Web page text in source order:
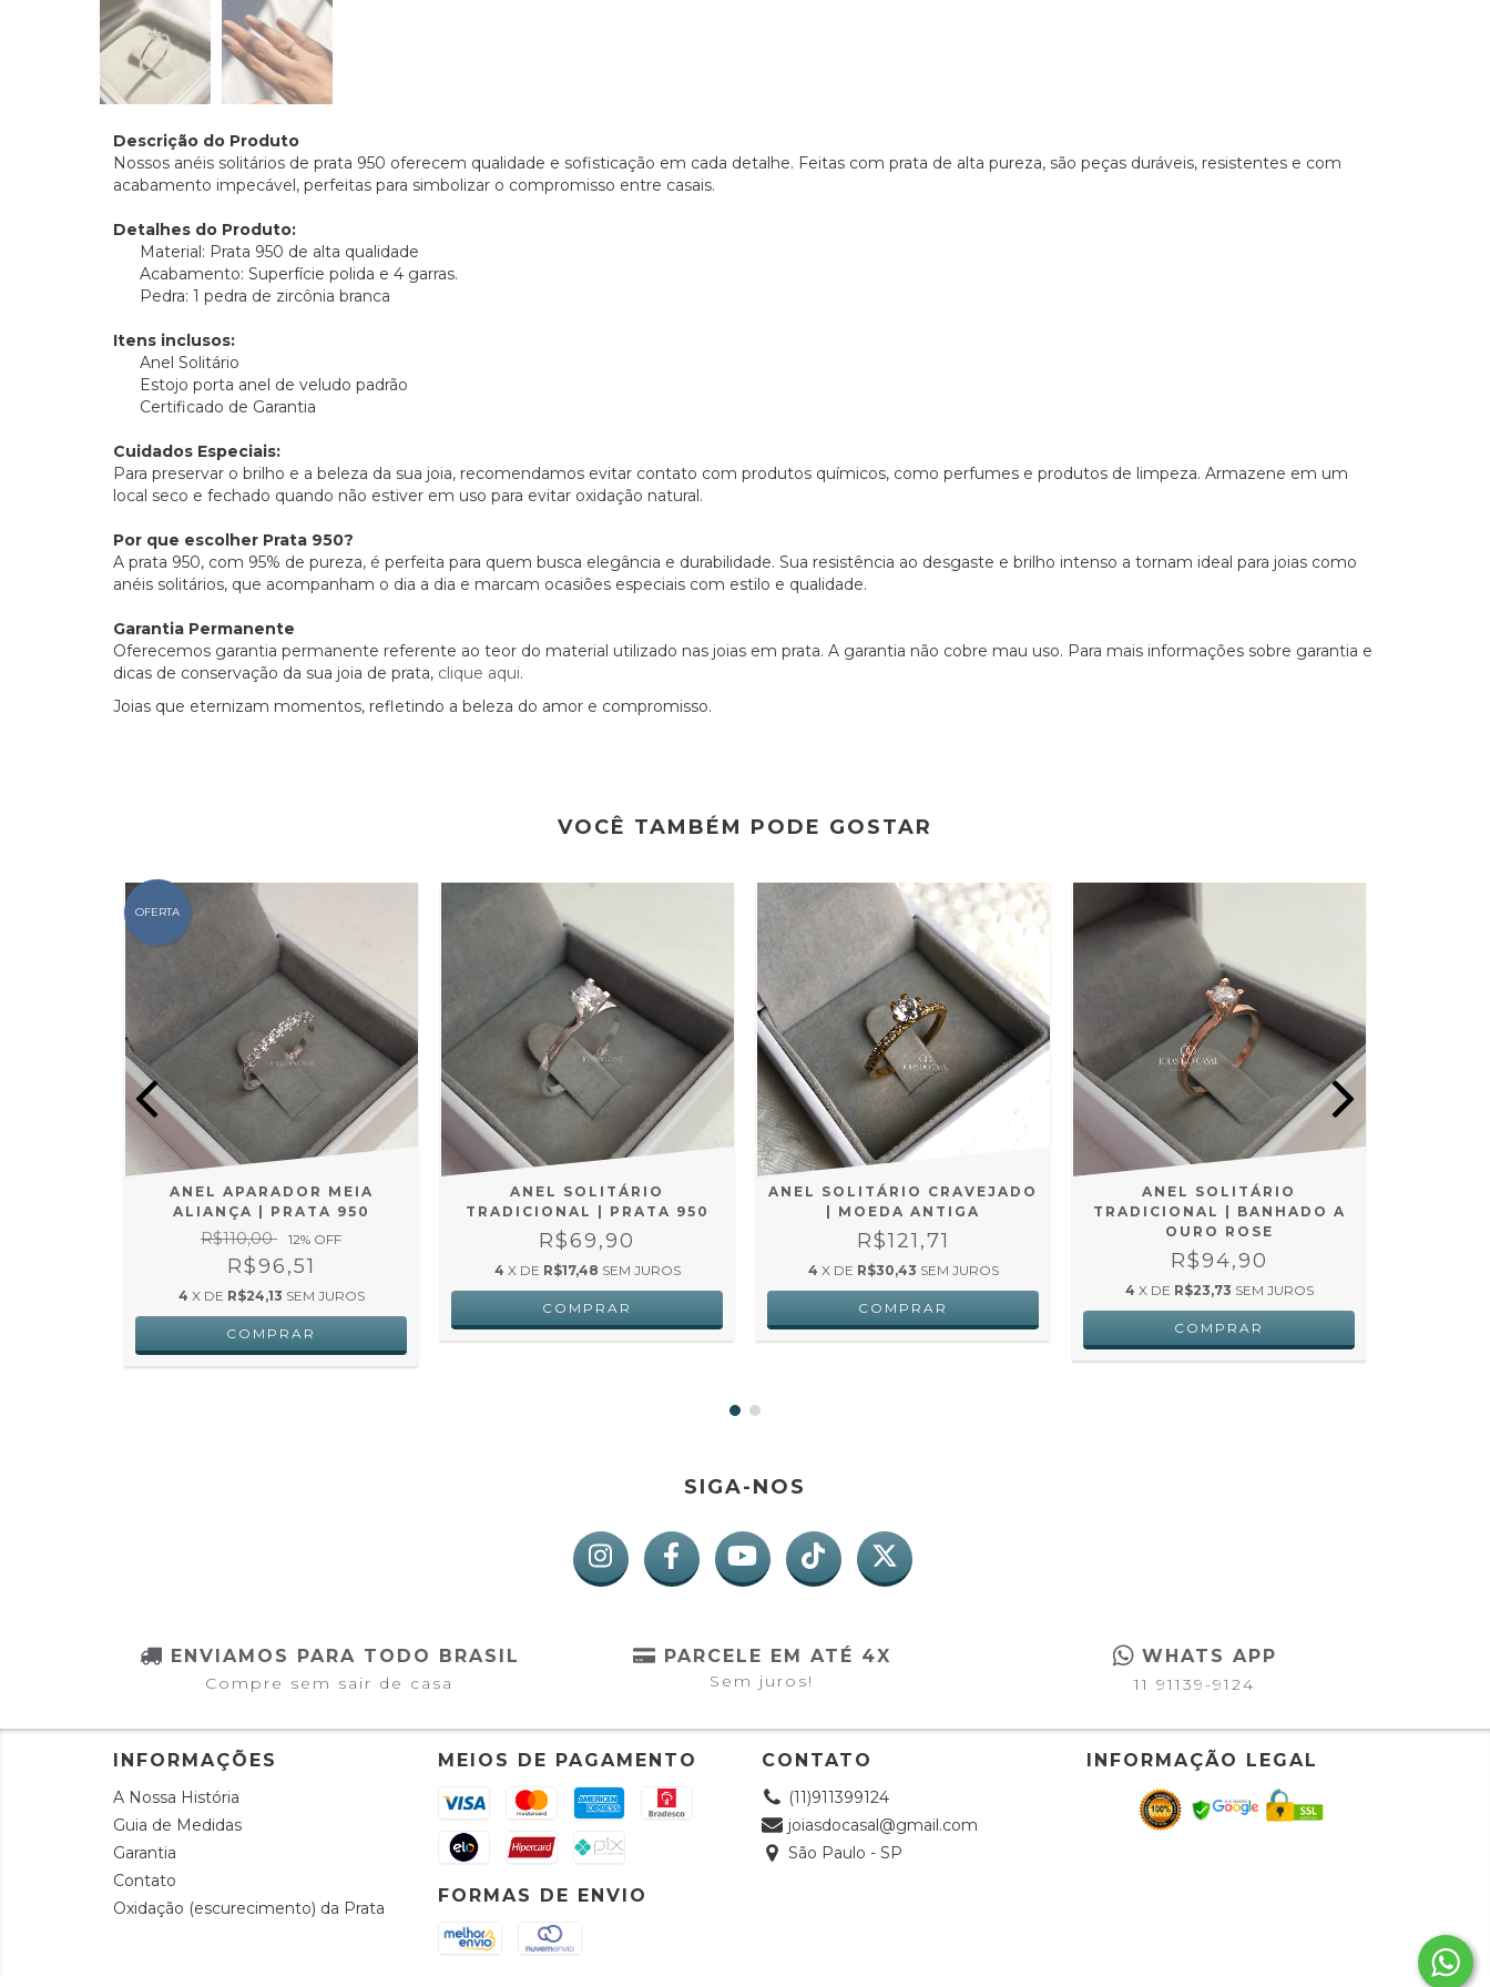
Descrição do Produto
Nossos anéis solitários de prata 950 oferecem qualidade e sofisticação em cada detalhe. Feitas com prata de alta pureza, são peças duráveis, resistentes e com
acabamento impecável, perfeitas para simbolizar o compromisso entre casais.
Detalhes do Produto:
Material: Prata 950 de alta qualidade
Acabamento: Superfície polida e 4 garras.
Pedra: 1 pedra de zircônia branca
Itens inclusos:
Anel Solitário
Estojo porta anel de veludo padrão
Certificado de Garantia
Cuidados Especiais:
Para preservar o brilho e a beleza da sua joia, recomendamos evitar contato com produtos químicos, como perfumes e produtos de limpeza. Armazene em um
local seco e fechado quando não estiver em uso para evitar oxidação natural.
Por que escolher Prata 950?
A prata 950, com 95% de pureza, é perfeita para quem busca elegância e durabilidade. Sua resistência ao desgaste e brilho intenso a tornam ideal para joias como
anéis solitários, que acompanham o dia a dia e marcam ocasiões especiais com estilo e qualidade.
Garantia Permanente
Oferecemos garantia permanente referente ao teor do material utilizado nas joias em prata. A garantia não cobre mau uso. Para mais informações sobre garantia e
dicas de conservação da sua joia de prata, clique aqui.
Joias que eternizam momentos, refletindo a beleza do amor e compromisso.
VOCÊ TAMBÉM PODE GOSTAR
OFERTA
ANEL APARADOR MEIA
ALIANÇA | PRATA 950
R$110,00 12% OFF
R$96,51
4 X DE R$24,13 SEM JUROS
ANEL SOLITÁRIO
TRADICIONAL | PRATA 950
R$69,90
4 X DE R$17,48 SEM JUROS
ANEL SOLITÁRIO CRAVEJADO
| MOEDA ANTIGA
R$121,71
4 X DE R$30,43 SEM JUROS
ANEL SOLITÁRIO
TRADICIONAL | BANHADO A
OURO ROSE
R$94,90
4 X DE R$23,73 SEM JUROS
SIGA-NOS
ENVIAMOS PARA TODO BRASIL
Compre sem sair de casa
PARCELE EM ATÉ 4X
Sem juros!
WHATS APP
11 91139-9124
INFORMAÇÕES
A Nossa História
Guia de Medidas
Garantia
Contato
Oxidação (escurecimento) da Prata
MEIOS DE PAGAMENTO
FORMAS DE ENVIO
CONTATO
(11)911399124
joiasdocasal@gmail.com
São Paulo - SP
INFORMAÇÃO LEGAL